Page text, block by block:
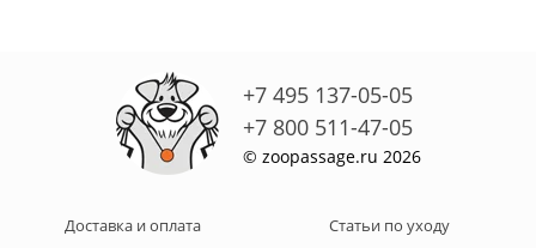
+7 495 137-05-05
+7 800 511-47-05
© zoopassage.ru 2026
Доставка и оплата
Статьи по уходу